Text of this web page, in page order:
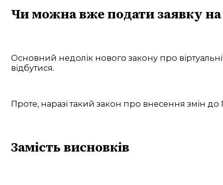
Чи можна вже подати заявку на
Основний недолік нового закону про
відбутися.
Проте, наразі такий закон про внесення змін
Замість висновків